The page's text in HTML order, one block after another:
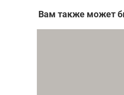
Вам также может